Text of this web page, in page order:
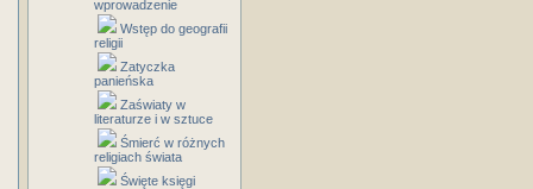
wprowadzenie
Wstęp do geografii
religii
Zatyczka
panieńska
Zaświaty w
literaturze i w sztuce
Śmierć w różnych
religiach świata
Święte księgi